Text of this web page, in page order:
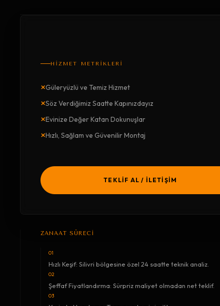
HİZMET METRİKLERİ
×Güleryüzlü ve Temiz Hizmet
×Söz Verdiğimiz Saatte Kapınızdayız
×Evinize Değer Katan Dokunuşlar
×Hızlı, Sağlam ve Güvenilir Montaj
TEKLİF AL / İLETİŞİM
ZANAAT SÜRECİ
01
Hızlı Keşif: Silivri bölgesine özel 24 saatte teknik analiz.
02
Şeffaf Fiyatlandırma: Sürpriz maliyet olmadan net teklif.
03